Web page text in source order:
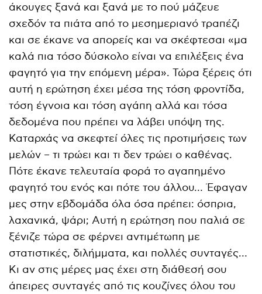
άκουγες ξανά και ξανά με το πού μάζευε
σχεδόν τα πιάτα από το μεσημεριανό τραπέζι
και σε έκανε να απορείς και να σκέφτεσαι «μα
καλά πια τόσο δύσκολο είναι να επιλέξεις ένα
φαγητό για την επόμενη μέρα». Τώρα ξέρεις ότι
αυτή η ερώτηση έχει μέσα της τόση φροντίδα,
τόση έγνοια και τόση αγάπη αλλά και τόσα
δεδομένα που πρέπει να λάβει υπόψη της.
Καταρχάς να σκεφτεί όλες τις προτιμήσεις των
μελών – τι τρώει και τι δεν τρώει ο καθένας.
Πότε έκανε τελευταία φορά το αγαπημένο
φαγητό του ενός και πότε του άλλου… Έφαγαν
μες στην εβδομάδα όλα όσα πρέπει: όσπρια,
λαχανικά, ψάρι; Αυτή η ερώτηση που παλιά σε
ξένιζε τώρα σε φέρνει αντιμέτωπη με
στατιστικές, διλήμματα, και πολλές συνταγές…
Κι αν στις μέρες μας έχει στη διάθεσή σου
άπειρες συνταγές από τις κουζίνες όλου του